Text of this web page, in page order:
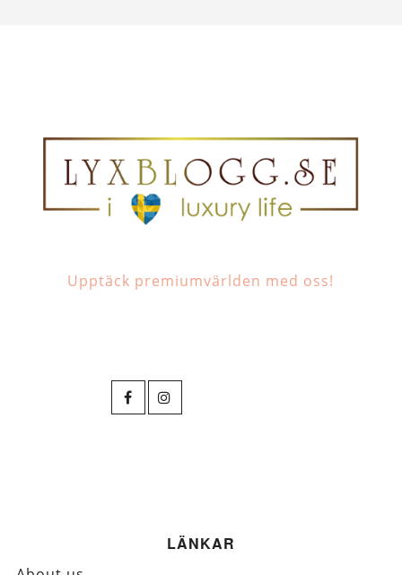
Upptäck premiumvärlden med oss!
LÄNKAR